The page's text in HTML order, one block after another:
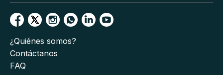
¿Quiénes somos?
Contáctanos
FAQ